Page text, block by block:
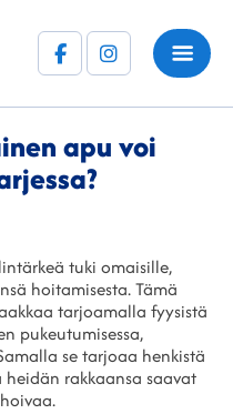
FacebookInstagram
apu voi
tuki omaisille,
hoitamisesta. Tämä
tarjoamalla fyysistä
pukeutumisessa,
se tarjoaa henkistä
rakkaansa saavat